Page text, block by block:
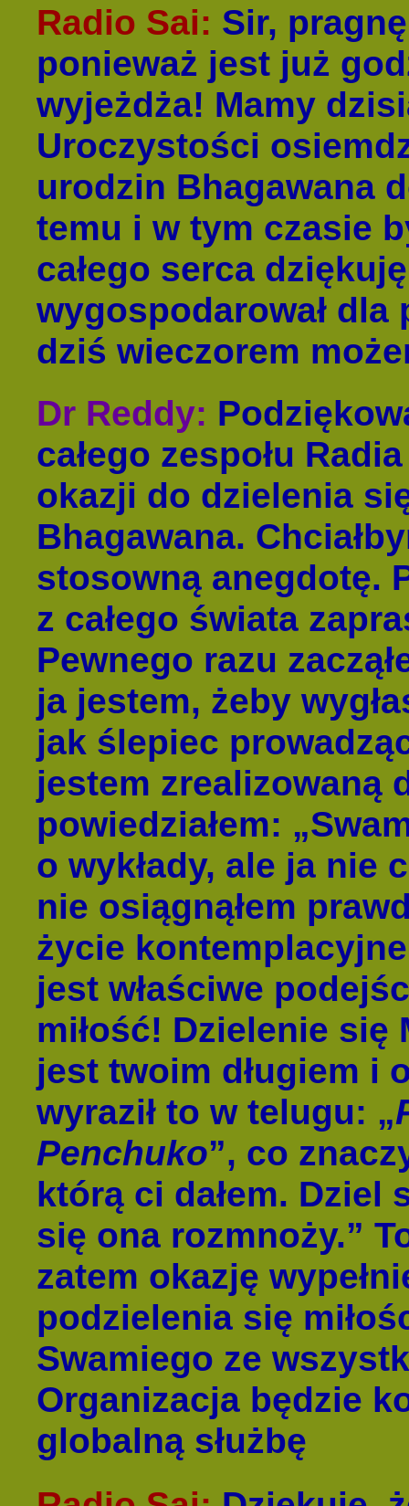
Radio Sai: Sir,
ponieważ jest już
wyjeżdża! Mamy
Uroczystości
urodzin Bhagawana
temu i w tym czasie
całego serca
wygospodarował dla
dziś wieczorem
Dr Reddy:
całego zespołu
okazji do dzielenia
Bhagawana.
stosowną anegdotę.
z całego świata
Pewnego razu
ja jestem, żeby
jak ślepiec
jestem zrealizowaną
powiedziałem:
o wykłady, ale ja nie
nie osiągnąłem
życie
jest właściwe
miłość! Dzielenie się
jest twoim długiem i
wyraził to w telugu: „
Penchuko”, co
którą ci dałem. Dziel
się ona rozmnoży.”
zatem okazję
podzielenia się
Swamiego ze
Organizacja będzie
globalną służbę